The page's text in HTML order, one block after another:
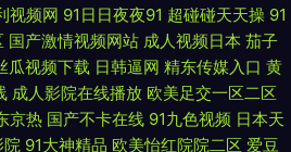
司机 先锋av最新 91性交黄色电影 久久88 性
三级在线播放 色婷婷观看入口 91黑丝福利 A
视频 香蕉视频视频18 91另类稀缺国产真实
视频网 91日日夜夜91 超碰碰天天操 91
国产激情视频网站 成人视频日本 茄子
瓜视频下载 日韩逼网 精东传媒入口 黄
成人影院在线播放 欧美足交一区二区
京热 国产不卡在线 91九色视频 日本天
院 91大神精品 欧美怡红院院二区 爱豆